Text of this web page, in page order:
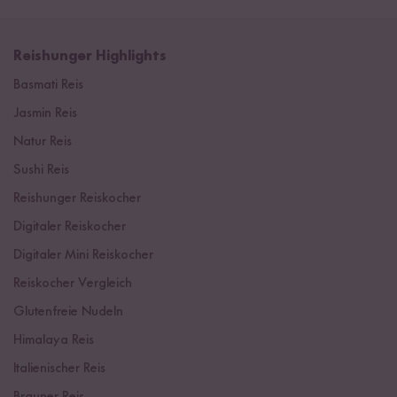
Reishunger Highlights
Basmati Reis
Jasmin Reis
Natur Reis
Sushi Reis
Reishunger Reiskocher
Digitaler Reiskocher
Digitaler Mini Reiskocher
Reiskocher Vergleich
Glutenfreie Nudeln
Himalaya Reis
Italienischer Reis